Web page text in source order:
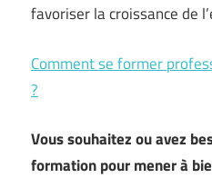
favoriser la croissance de
Comment se former
?
Vous souhaitez ou avez
formation pour mener à